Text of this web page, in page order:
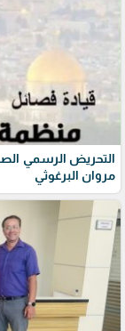
التحريض الرسمي
مروان البرغوثي